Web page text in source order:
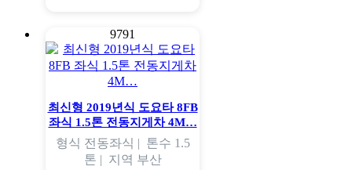
9791
최신형 2019년식 도요타 8FB
좌식 1.5톤 전동지게차 4M…
형식 전동좌식 | 톤수 1.5
톤 | 지역 부산